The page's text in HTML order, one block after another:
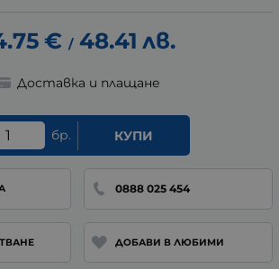
€ / 48.41 лв.
Доставка и плащане
бр. КУПИ
0888 025 454
ДОБАВИ В ЛЮБИМИ